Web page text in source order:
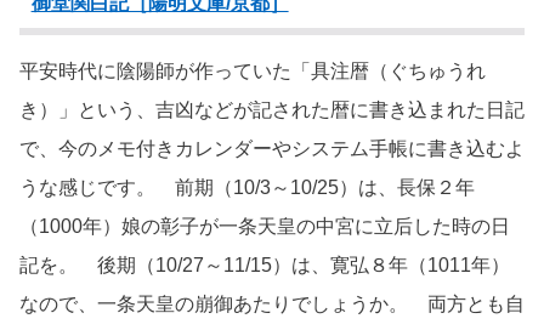
平安時代に陰陽師が作っていた「具注暦（ぐちゅうれ
き）」という、吉凶などが記された暦に書き込まれた日記
で、今のメモ付きカレンダーやシステム手帳に書き込むよ
うな感じです。 前期（10/3～10/25）は、長保２年
（1000年）娘の彰子が一条天皇の中宮に立后した時の日
記を。 後期（10/27～11/15）は、寛弘８年（1011年）
なので、一条天皇の崩御あたりでしょうか。 両方とも自